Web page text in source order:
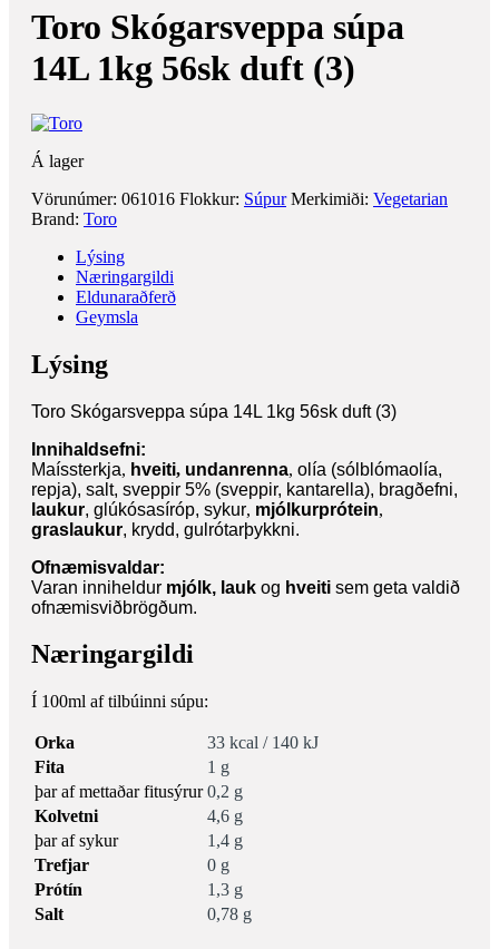
Toro Skógarsveppa súpa
14L 1kg 56sk duft (3)
Á lager
Vörunúmer: 061016 Flokkur: Súpur Merkimiði: Vegetarian
Brand: Toro
Lýsing
Næringargildi
Eldunaraðferð
Geymsla
Lýsing
Toro Skógarsveppa súpa 14L 1kg 56sk duft (3)
Innihaldsefni:
Maíssterkja, hveiti, undanrenna, olía (sólblómaolía,
repja), salt, sveppir 5% (sveppir, kantarella), bragðefni,
laukur, glúkósasíróp, sykur, mjólkurprótein,
graslaukur, krydd, gulrótarþykkni.
Ofnæmisvaldar:
Varan inniheldur mjólk, lauk og hveiti sem geta valdið
ofnæmisviðbrögðum.
Næringargildi
Í 100ml af tilbúinni súpu:
Orka
33 kcal / 140 kJ
Fita
1 g
þar af mettaðar fitusýrur 0,2 g
Kolvetni
4,6 g
þar af sykur
1,4 g
Trefjar
0 g
Prótín
1,3 g
Salt
0,78 g